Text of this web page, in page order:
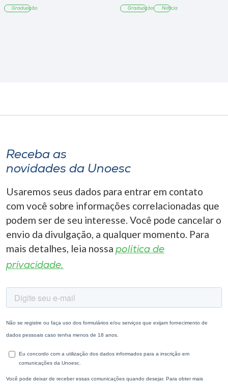
Graduação Graduação Notícia
Receba as
novidades da Unoesc
Usaremos seus dados para entrar em contato
com você sobre informações correlacionadas que
podem ser de seu interesse. Você pode cancelar o
envio da divulgação, a qualquer momento. Para
mais detalhes, leia nossa política de
privacidade.